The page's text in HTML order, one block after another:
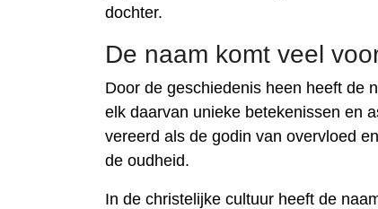
dochter.
De naam komt veel
Door de geschiedenis heen heeft de
elk daarvan unieke betekenissen en
vereerd als de godin van overvloed
de oudheid.
In de christelijke cultuur heeft de